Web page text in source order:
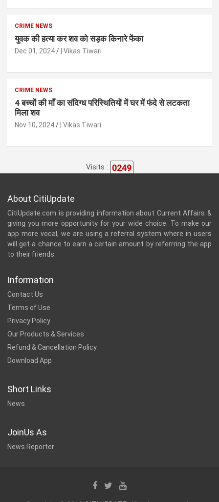
CRIME NEWS
युवक की हत्या कर शव को सड़क किनारे फेंका
Dec 01, 2024 | Vikas Tiwari
CRIME NEWS
4 बच्चों की माँ का संदिग्ध परिस्थितियों में घर में फंदे से लटकता
मिला शव
Nov 10, 2024 | Vikas Tiwari
Visits : 0249
About CitiUpdate
CitiUpdate.com is providing information about Current Affairs &
giving you more opportunity for your wide choice. To make our
app more vocal, we are using a referral system where in users
will get a chance to earn a certain amount by referrring the app
to their friends.
Information
Contact Us
Terms of Use
Privacy Policy
Our Products & Services
Refund & Cancellation Policy
Download App
Short Links
News
JoinUs As
News Reporter